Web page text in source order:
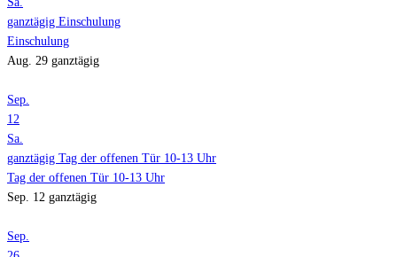
ganztägig Einschulung
Einschulung
Aug. 29 ganztägig
Sep.
12
Sa.
ganztägig Tag der offenen Tür 10-13 Uhr
Tag der offenen Tür 10-13 Uhr
Sep. 12 ganztägig
Sep.